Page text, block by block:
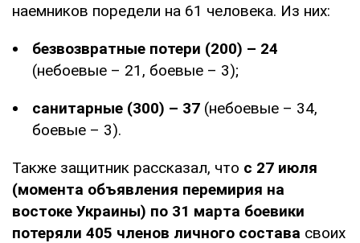
наемников поредели на 61 человека. Из них:
безвозвратные потери (200) – 24
(небоевые – 21, боевые – 3);
санитарные (300) – 37 (небоевые – 34,
боевые – 3).
Также защитник рассказал, что с 27 июля
(момента объявления перемирия на
востоке Украины) по 31 марта боевики
потеряли 405 членов личного состава своих